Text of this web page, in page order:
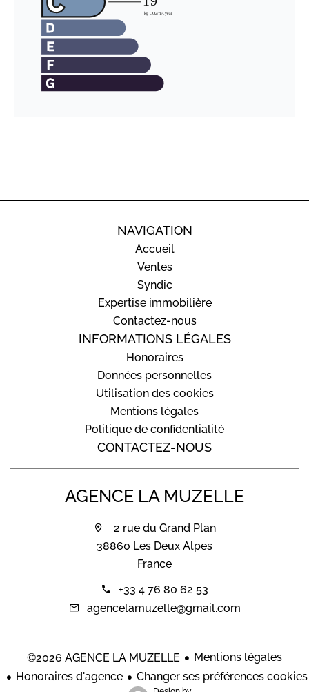
NAVIGATION
Accueil
Ventes
Syndic
Expertise immobilière
Contactez-nous
INFORMATIONS LÉGALES
Honoraires
Données personnelles
Utilisation des cookies
Mentions légales
Politique de confidentialité
CONTACTEZ-NOUS
AGENCE LA MUZELLE
2 rue du Grand Plan
38860 Les Deux Alpes
France
+33 4 76 80 62 53
agencelamuzelle@gmail.com
©2026 AGENCE LA MUZELLE
Mentions légales
Honoraires d'agence
Changer ses préférences cookies